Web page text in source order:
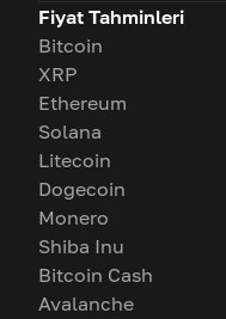
Fiyat Tahminleri
Bitcoin
XRP
Ethereum
Solana
Litecoin
Dogecoin
Monero
Shiba Inu
Bitcoin Cash
Avalanche